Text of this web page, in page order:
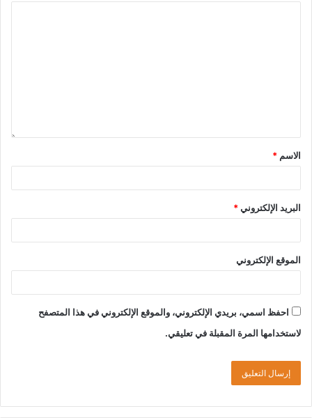
الاسم *
البريد الإلكتروني*
الموقع الإلكتروني
احفظ اسمي، بريدي الإلكتروني، والموقع الإلكتروني في هذا المتصفح
لاستخدامها المرة المقبلة في تعليقي.